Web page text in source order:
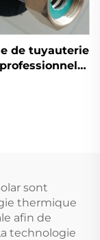
ménages
de tuyauterie
sont
thermique
afin de
technologie